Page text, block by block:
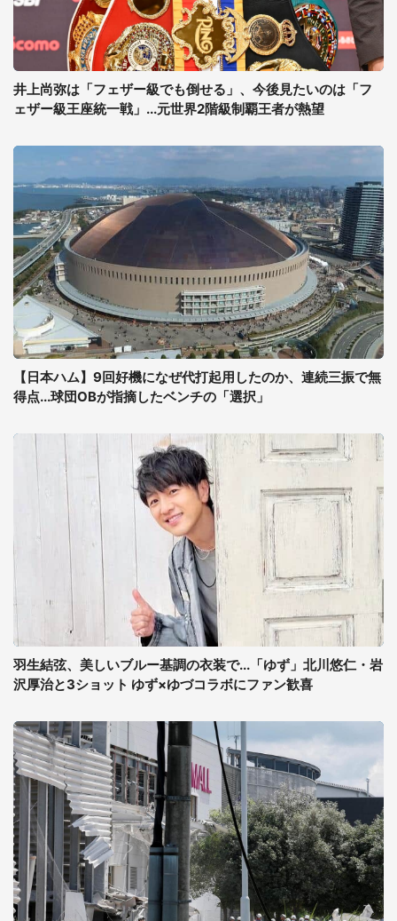
井上尚弥は「フェザー級でも倒せる」、今後見たいのは「フ
ェザー級王座統一戦」...元世界2階級制覇王者が熱望
【日本ハム】9回好機になぜ代打起用したのか、連続三振で無
得点...球団OBが指摘したベンチの「選択」
羽生結弦、美しいブルー基調の衣装で...「ゆず」北川悠仁・岩
沢厚治と3ショット ゆず×ゆづコラボにファン歓喜